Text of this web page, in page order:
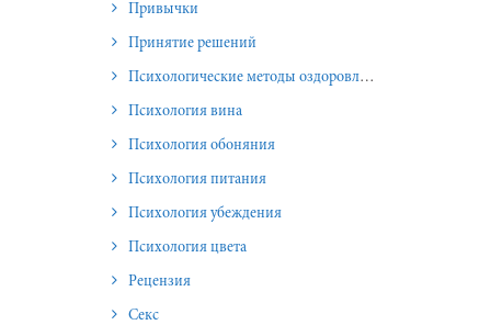
Привычки
Принятие решений
Психологические методы оздоровления и омоложения
Психология вина
Психология обоняния
Психология питания
Психология убеждения
Психология цвета
Рецензия
Секс